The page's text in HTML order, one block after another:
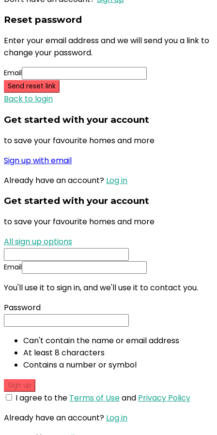
Reset password
Enter your email address and we will send you a link to
change your password.
Email
Send reset link
Back to login
Get started with your account
to save your favourite homes and more
Sign up with email
Already have an account? Log in
Get started with your account
to save your favourite homes and more
All sign up options
Email
You'll use it to sign in, and we'll use it to contact you.
Password
Can't contain the name or email address
At least 8 characters
Contains a number or symbol
Sign up
I agree to the Terms of Useand Privacy Policy
Already have an account? Log in